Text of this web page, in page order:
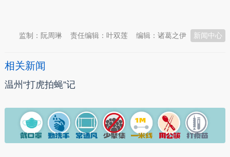
新闻中心
编辑：诸葛之伊
责任编辑：叶双莲
监制：阮周琳
相关新闻
温州“打虎拍蝇”记